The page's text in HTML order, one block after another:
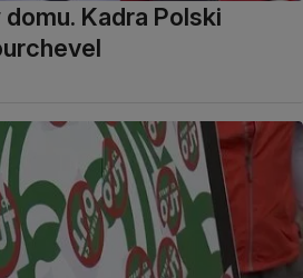
Kadra Polski